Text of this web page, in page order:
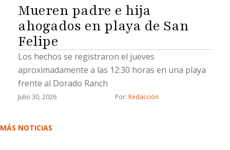
Mueren padre e hija
ahogados en playa de San
Felipe
Los hechos se registraron el jueves
aproximadamente a las 12:30 horas en una playa
frente al Dorado Ranch
Julio 30, 2026 Por: Redacción
MÁS NOTICIAS